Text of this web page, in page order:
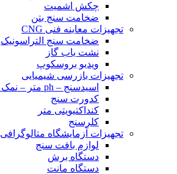
چکش اشمیت
ضخامت سنج بتن
تجهیزات معاینه فنی CNG
ضخامت سنج التراسونیک
نشت یاب گاز
ویدیو بروسکوپ
تجهیزات بازرسی شیمیایی
اسیدسنج – ph متر – نمک سنج
کدورت سنج
کنداکتیویتی متر
کلرسنج
تجهیزات آزمایشگاه متالوگرافی
لوازم بافت سنج
دستگاه برش
دستگاه مانت